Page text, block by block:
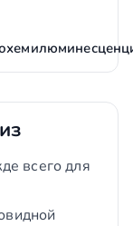
всего для